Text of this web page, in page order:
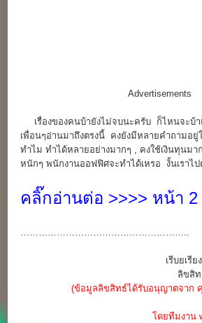
Advertisements
เรื่องของคนบ้ายังไม่จบนะครับ ก็ไหนจะบ้า
เพื่อนๆอ่านมาถึงตรงนี้ คงยังมีหลายคำถามอยู่
ทำไม ทำได้หลายอย่างมากๆ , คงใช้เงินทุนม
หนักๆ พนักงานออฟฟิศจะทำได้เหรอ งั้นเราไ
คลิ๊กอ่านต่อ >>>> หน้า 2
………………………………………………..
เรีบยเรี
ลิขสิท
(ข้อมูลลิขสิทธ์ได้รับอนุญาตจาก
โดยทีมงาน